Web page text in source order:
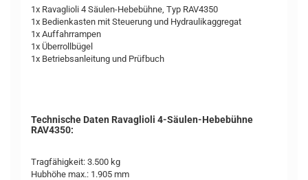
1x Ravaglioli 4 Säulen-Hebebühne, Typ RAV4350
1x Bedienkasten mit Steuerung und Hydraulikaggregat
1x Auffahrrampen
1x Überrollbügel
1x Betriebsanleitung und Prüfbuch
Technische Daten Ravaglioli 4-Säulen-Hebebühne
RAV4350:
Tragfähigkeit: 3.500 kg
Hubhöhe max.: 1.905 mm